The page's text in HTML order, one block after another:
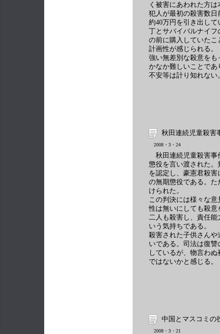
く被害にあわれた方
犯人が最初の殺害数
約40万円を引き出し
丁とサバイバルナイ
の前に購入していた
計画性が感じられる。
強い無差別な殺意を
かなか難しいことで
不安等は計り知れない
秋田連続児童殺害
2008・3・24
秋田連続児童殺害事
懲役を言い渡された
を認定し、豪憲君殺
の無期懲役である。
けられた。
この判決には様々な
性は無いにしても殺
二人も殺害し、責任
いう気持ちである。
殺害された子供さん
いである。司法は復
しているが、物言わ
ではないかと感じる。
中国とマスコミの
2008・3・21